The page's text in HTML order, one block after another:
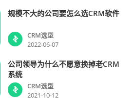
规模不大的公司要怎么选CRM软件
CRM选型
2022-06-07
公司领导为什么不愿意换掉老CRM
系统
CRM选型
2021-10-12